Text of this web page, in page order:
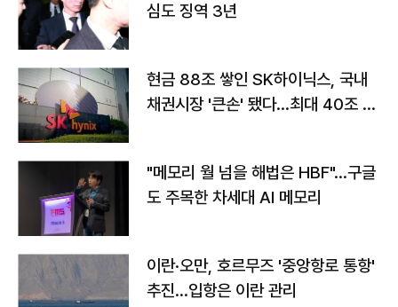
심도 징역 3년
현금 88조 쌓인 SK하이닉스, 국내
채권시장 '큰손' 됐다…최대 40조 투
"메모리 월 넘을 해법은 HBF"…구글
도 주목한 차세대 AI 메모리
이란·오만, 호르무즈 '중앙항로 통항'
추진…입항은 이란 관리